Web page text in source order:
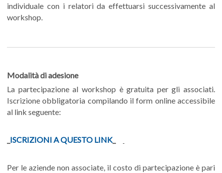
individuale con i relatori da effettuarsi successivamente al
workshop.
Modalità di adesione
La partecipazione al workshop è gratuita per gli associati.
Iscrizione obbligatoria compilando il form online accessibile
al link seguente:
ISCRIZIONI A QUESTO LINK_
Per le aziende non associate, il costo di partecipazione è pari